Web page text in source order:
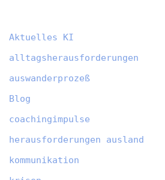
Aktuelles KI
alltagsherausforderungen
auswanderprozeß
Blog
coachingimpulse
herausforderungen ausland
kommunikation